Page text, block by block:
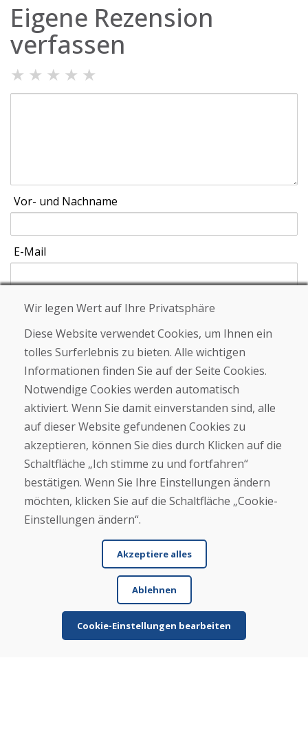
Eigene Rezension
verfassen
★ ★ ★ ★ ★
Vor- und Nachname
E-Mail
Helpline
info@domivosport.ch
Über uns
Blog
Über uns
Geschäft
Kaufen
E-Shop
Geschäftsbedingungen
Transport
Zahlung
Beschwerde
Rückgabe und Umtausch von Waren
Wir legen Wert auf Ihre Privatsphäre
Diese Website verwendet Cookies, um Ihnen ein
tolles Surferlebnis zu bieten. Alle wichtigen
Informationen finden Sie auf der Seite Cookies.
Notwendige Cookies werden automatisch
aktiviert. Wenn Sie damit einverstanden sind, alle
auf dieser Website gefundenen Cookies zu
akzeptieren, können Sie dies durch Klicken auf die
Schaltfläche „Ich stimme zu und fortfahren“
bestätigen. Wenn Sie Ihre Einstellungen ändern
möchten, klicken Sie auf die Schaltfläche „Cookie-
Einstellungen ändern“.
Akzeptiere alles
Ablehnen
Cookie-Einstellungen bearbeiten